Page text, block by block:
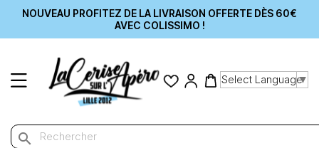
NOUVEAU PROFITEZ DE LA LIVRAISON OFFERTE DÈS 60€
AVEC COLISSIMO !
Select Language▼
search